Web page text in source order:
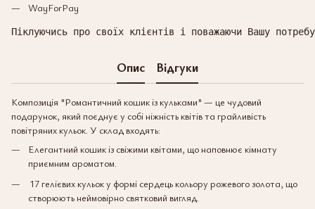
WayForPay
Піклуючись про своїх клієнтів і поважаючи Вашу
Опис Відгуки
Композиція "Романтичний кошик із кульками" — це чудовий
подарунок, який поєднує у собі ніжність квітів та грайливість
повітряних кульок. У склад входять:
Елегантний кошик із свіжими квітами, що наповнює кімнату
приємним ароматом.
17 гелієвих кульок у формі сердець кольору рожевого золота, що
створюють неймовірно святковий вигляд.